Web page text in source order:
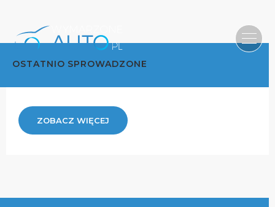
OSTATNIO SPROWADZONE
ZOBACZ WIĘCEJ